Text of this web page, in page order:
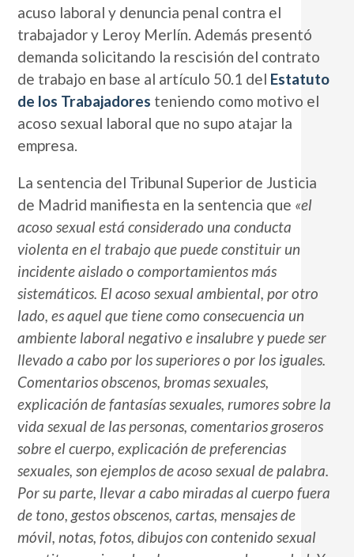
acuso laboral y denuncia penal contra el
trabajador y Leroy Merlín. Además presentó
demanda solicitando la rescisión del contrato
de trabajo en base al artículo 50.1 del Estatuto
de los Trabajadores teniendo como motivo el
acoso sexual laboral que no supo atajar la
empresa.
La sentencia del Tribunal Superior de Justicia
de Madrid manifiesta en la sentencia que «el
acoso sexual está considerado una conducta
violenta en el trabajo que puede constituir un
incidente aislado o comportamientos más
sistemáticos. El acoso sexual ambiental, por otro
lado, es aquel que tiene como consecuencia un
ambiente laboral negativo e insalubre y puede ser
llevado a cabo por los superiores o por los iguales.
Comentarios obscenos, bromas sexuales,
explicación de fantasías sexuales, rumores sobre la
vida sexual de las personas, comentarios groseros
sobre el cuerpo, explicación de preferencias
sexuales, son ejemplos de acoso sexual de palabra.
Por su parte, llevar a cabo miradas al cuerpo fuera
de tono, gestos obscenos, cartas, mensajes de
móvil, notas, fotos, dibujos con contenido sexual